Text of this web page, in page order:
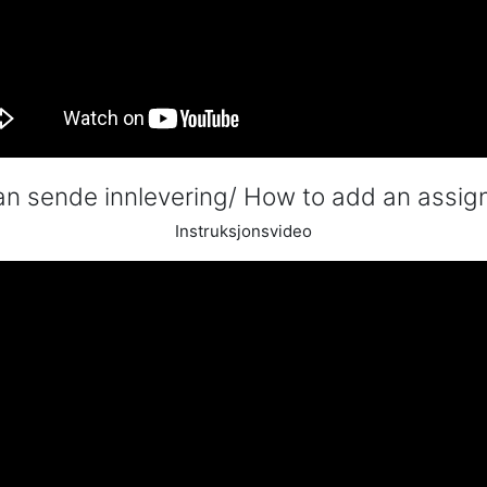
sende innlevering/ How to add an
Instruksjonsvideo